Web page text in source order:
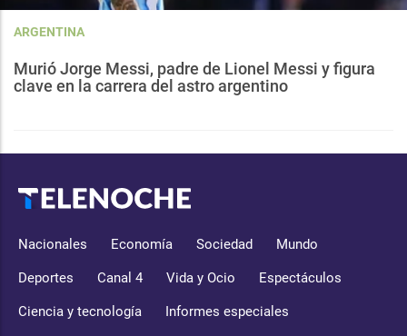
ARGENTINA
Murió Jorge Messi, padre de Lionel Messi y figura
clave en la carrera del astro argentino
Nacionales Economía Sociedad Mundo
Deportes Canal 4 Vida y Ocio Espectáculos
Ciencia y tecnología Informes especiales